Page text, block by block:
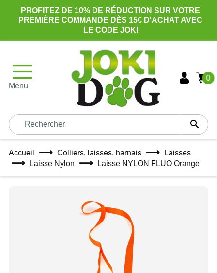
PROFITEZ DE 10% DE RÉDUCTION SUR VOTRE
PREMIÈRE COMMANDE DÈS 15€ D'ACHAT AVEC
LE CODE JOKI
Menu

0
Accueil Colliers, laisses, harnais
Laisses
Laisse Nylon
Laisse NYLON FLUO Orange